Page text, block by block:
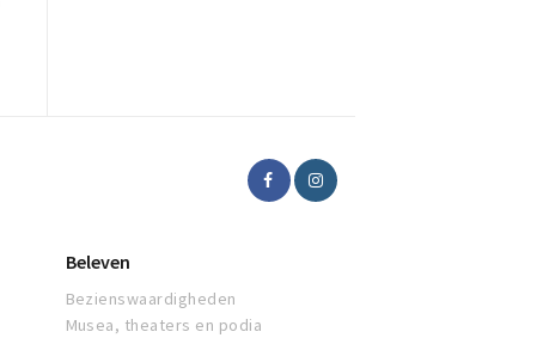
Beleven
Bezienswaardigheden
Musea, theaters en podia